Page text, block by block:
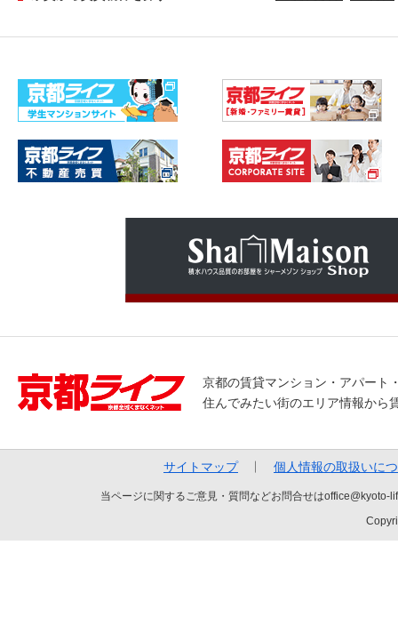
京都の賃貸マンション・アパート
住んでみたい街のエリア情報から
サイトマップ 個人情報の取扱いに
当ページに関するご意見・質問などお問合せは